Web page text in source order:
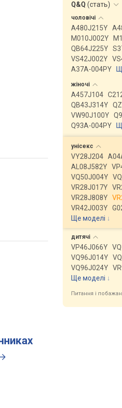
Q&Q (стать)
чоловічі
A480J215Y
M010J002Y
QB64J225Y
VS42J002Y
A37A-004PY
жіночі
A457J104
QB43J314Y
VW90J100Y
Q93A-004PY
унісекс
VY28J204
AL08J582Y
VQ50J004Y
VR28J017Y
VR28J808Y
VR42J003Y
Ще моделі ↓
дитячі
VP46J066Y
VQ96J014Y
VQ96J024Y
Ще моделі ↓
Питання і